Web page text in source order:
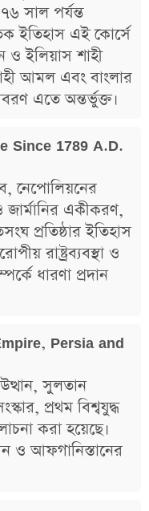
সাল পর্যন্ত
ইতিহাস এই কোর্সে
ইলিয়াস শাহী
আমল এবং বাংলার
এতে অন্তর্ভুক্ত।
Since 1789 A.D.
নেপোলিয়নের
জার্মানির একীকরণ,
প্রতিষ্ঠার ইতিহাস
রাষ্ট্রব্যবস্থা ও
ধারণা প্রদান
Persia and
সুলতান
প্রথম বিশ্বযুদ্ধ
করা হয়েছে।
ও আফগানিস্তানের